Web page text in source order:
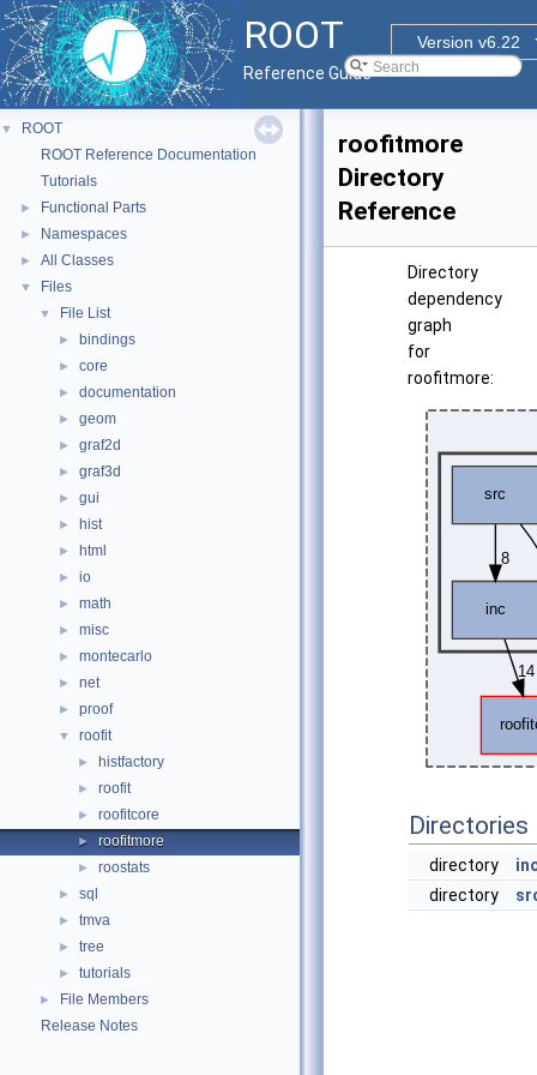
ROOT
Version v6.22
Reference Guide
▼
ROOT
ROOT Reference Documentation
Tutorials
► Functional Parts
► Namespaces
► All Classes
▼ Files
▼ File List
► bindings
► core
► documentation
► geom
► graf2d
► graf3d
► gui
► hist
► html
► io
► math
► misc
► montecarlo
► net
► proof
▼ roofit
► histfactory
► roofit
► roofitcore
► roofitmore
► roostats
► sql
► tmva
► tree
► tutorials
►
File Members
Release Notes
roofitmore
Directory
Reference
Directory
dependency
graph
for
roofitmore:
Directories
directory
directory